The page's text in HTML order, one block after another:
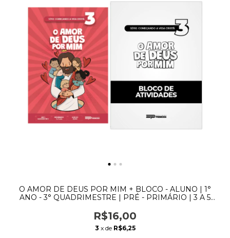
O AMOR DE DEUS POR MIM + BLOCO - ALUNO | 1°
ANO - 3° QUADRIMESTRE | PRÉ - PRIMÁRIO | 3 A 5
R$16,00
3 x de R$6,25